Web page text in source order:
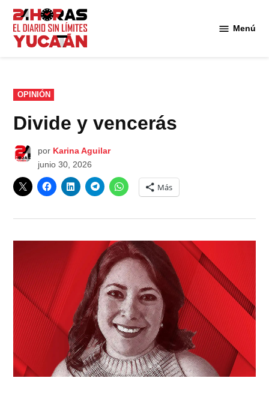
Saltar
contenido
Menú
PUBLICADO
EN
OPINIÓN
Divide y vencerás
por Karina Aguilar
junio 30, 2026
Más